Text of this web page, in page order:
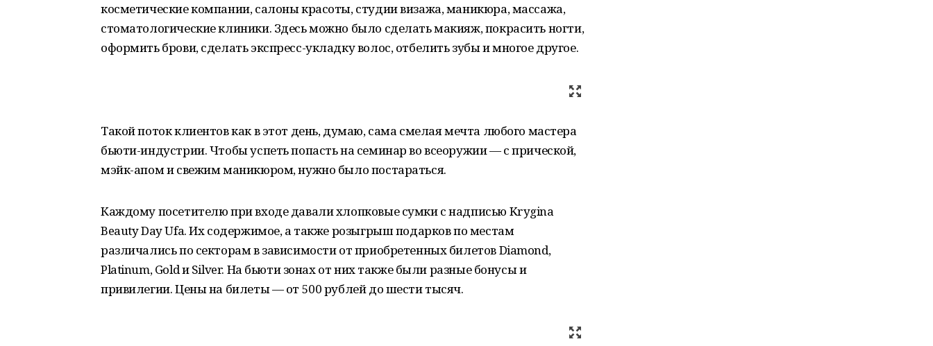
косметические компании, салоны красоты, студии визажа, маникюра, массажа,
стоматологические клиники. Здесь можно было сделать макияж, покрасить ногти,
оформить брови, сделать экспресс-укладку волос, отбелить зубы и многое другое.
Такой поток клиентов как в этот день, думаю, сама смелая мечта любого мастера
бьюти-индустрии. Чтобы успеть попасть на семинар во всеоружии — с прической,
мэйк-апом и свежим маникюром, нужно было постараться.
Каждому посетителю при входе давали хлопковые сумки с надписью Krygina
Beauty Day Ufa. Их содержимое, а также розыгрыш подарков по местам
различались по секторам в зависимости от приобретенных билетов Diamond,
Platinum, Gold и Silver. На бьюти зонах от них также были разные бонусы и
привилегии. Цены на билеты — от 500 рублей до шести тысяч.